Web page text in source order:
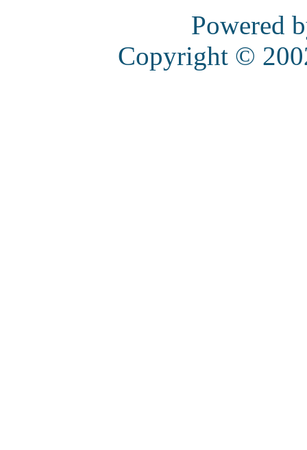
Powered
Copyright ©